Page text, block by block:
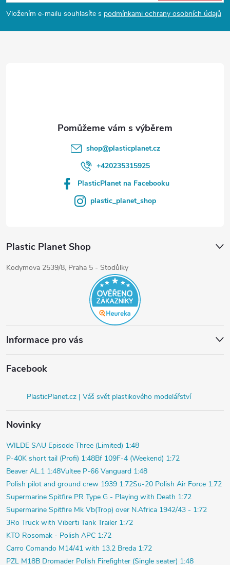
p
a
Vložením e-mailu souhlasíte s podmínkami ochrany osobních údajů
shop@plasticplanet.cz
+420235315925
PlasticPlanet na Facebooku
plastic_planet_shop
Plastic Planet Shop
Kodymova 2539/8, Praha 5 - Stodůlky
Informace pro vás
Facebook
PlasticPlanet.cz | Váš svět plastikového modelářství
Novinky
WILDE SAU Episode Three (Limited) 1:48
P-40K short tail (Profi) 1:48Bf 109F-4 (Weekend) 1:72
Beaver AL.1 1:48Vultee P-66 Vanguard 1:48
Polish pilot and ground crew 1939 1:72Su-20 Polish Air Force 1:72
Supermarine Spitfire PR Type G - Playing with Death 1:72
Supermarine Spitfire Mk Vb(Trop) over N.Africa 1942/43 - 1:72
3Ro Truck with Viberti Tank Trailer 1:72
KTO Rosomak - Polish APC 1:72
Carro Comando M14/41 with 13.2 Breda 1:72
PZL M18B Dromader Polish Firefighter (Single seater) 1:48